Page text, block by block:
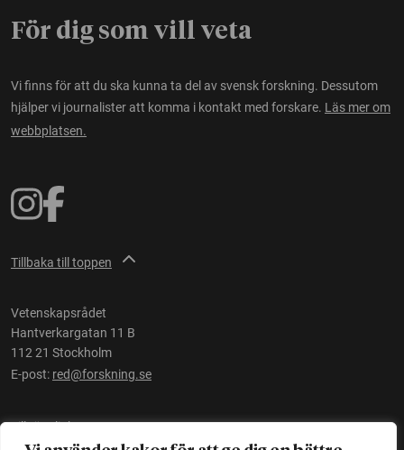
För dig som vill veta
Vi finns för att du ska kunna ta del av svensk forskning. Dessutom
hjälper vi journalister att komma i kontakt med forskare. Läs mer om
webbplatsen.
Tillbaka till toppen
Vetenskapsrådet
Hantverkargatan 11 B
112 21 Stockholm
E-post: red@forskning.se
Tillgänglighet